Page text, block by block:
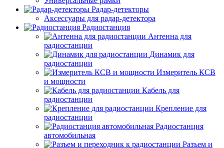
Радар-детекторы
Аксессуары для радар-детектора
Радиостанция
Антенна для
радиостанции
Динамик для
радиостанции
Измеритель КСВ
и мощности
Кабель для
радиостанции
Крепление для
радиостанции
Радиостанция
автомобильная
Разъем и